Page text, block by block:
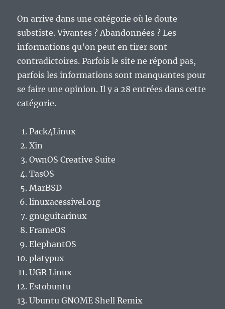
On arrive dans une catégorie où le doute
substiste. Vivantes ? Abandonnées ? Les
informations qu’on peut en tirer sont
contradictoires. Parfois le site ne répond pas,
parfois les informations sont manquantes pour
se faire une opinion. Il y a 28 entrées dans cette
catégorie.
Pack4Linux
Xin
OwnOS Creative Suite
TasOS
MarBSD
linuxacessivel.org
gnuguitarinux
FrameOS
ElephantOS
platypux
UGR Linux
Estobuntu
Ubuntu GNOME Shell Remix